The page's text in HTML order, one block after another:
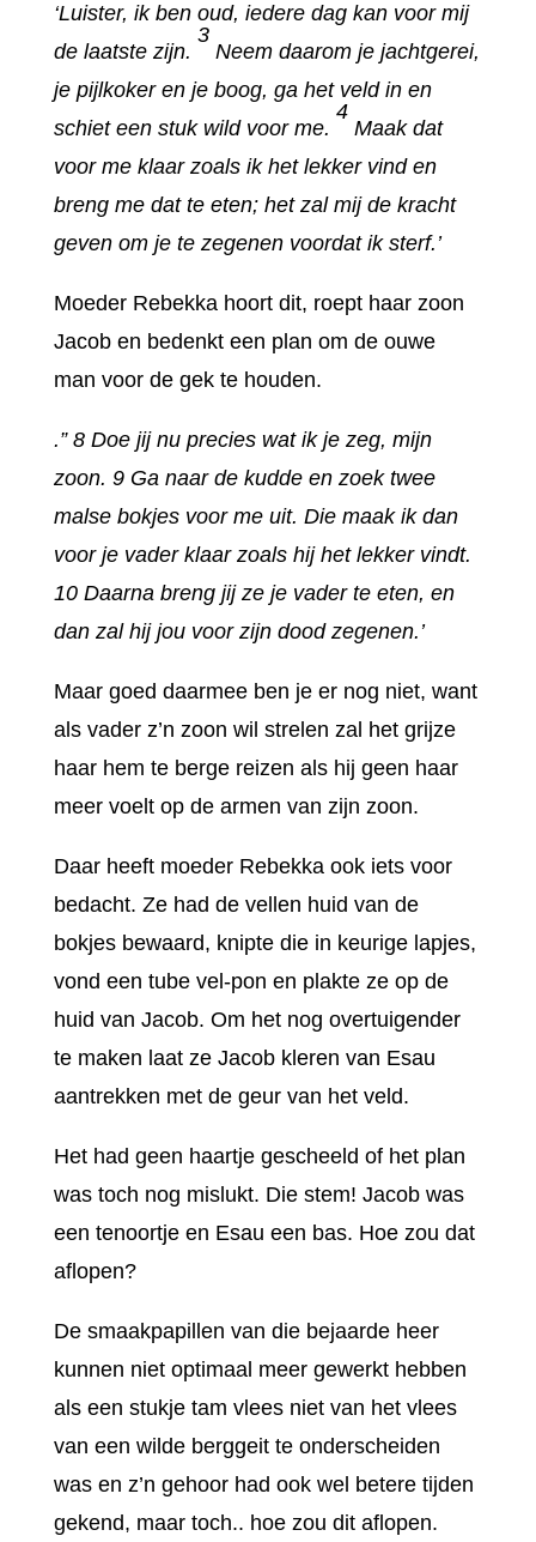
‘Luister, ik ben oud, iedere dag kan voor mij
de laatste zijn.
3
Neem daarom je jachtgerei,
je pijlkoker en je boog, ga het veld in en
schiet een stuk wild voor me.
4
Maak dat
voor me klaar zoals ik het lekker vind en
breng me dat te eten; het zal mij de kracht
geven om je te zegenen voordat ik sterf.’
Moeder Rebekka hoort dit, roept haar zoon
Jacob en bedenkt een plan om de ouwe
man voor de gek te houden.
.” 8 Doe jij nu precies wat ik je zeg, mijn
zoon. 9 Ga naar de kudde en zoek twee
malse bokjes voor me uit. Die maak ik dan
voor je vader klaar zoals hij het lekker vindt.
10 Daarna breng jij ze je vader te eten, en
dan zal hij jou voor zijn dood zegenen.’
Maar goed daarmee ben je er nog niet, want
als vader z’n zoon wil strelen zal het grijze
haar hem te berge reizen als hij geen haar
meer voelt op de armen van zijn zoon.
Daar heeft moeder Rebekka ook iets voor
bedacht. Ze had de vellen huid van de
bokjes bewaard, knipte die in keurige lapjes,
vond een tube vel-pon en plakte ze op de
huid van Jacob. Om het nog overtuigender
te maken laat ze Jacob kleren van Esau
aantrekken met de geur van het veld.
Het had geen haartje gescheeld of het plan
was toch nog mislukt. Die stem! Jacob was
een tenoortje en Esau een bas. Hoe zou dat
aflopen?
De smaakpapillen van die bejaarde heer
kunnen niet optimaal meer gewerkt hebben
als een stukje tam vlees niet van het vlees
van een wilde berggeit te onderscheiden
was en z’n gehoor had ook wel betere tijden
gekend, maar toch.. hoe zou dit aflopen.